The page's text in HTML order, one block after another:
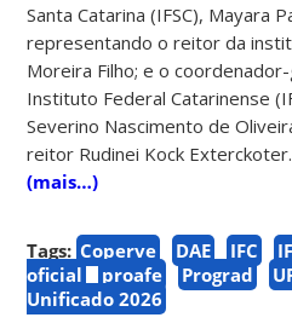
Santa Catarina (IFSC), Mayara
representando o reitor da
Moreira Filho; e o
Instituto Federal Catarinense
Severino Nascimento de
reitor Rudinei Kock Exterckoter.
(mais…)
Tags: Coperve DAE IFC
oficial
proafe Prograd
Unificado 2026